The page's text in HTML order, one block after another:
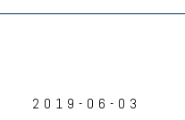
2019-06-03